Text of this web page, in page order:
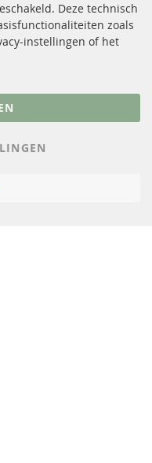
contract
Deze technisch
zoals
instellingen of het